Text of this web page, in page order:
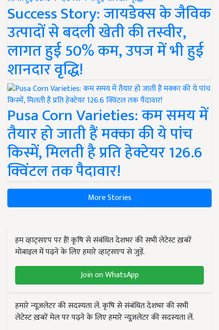
Success Story: जायडेक्स के जैविक
उत्पादों से बदली खेती की तस्वीर,
लागत हुई 50% कम, उपज में भी हुई
शानदार वृद्धि!
Pusa Corn Varieties: कम समय में
तैयार हो जाती हैं मक्का की ये पांच
किस्में, मिलती है प्रति हेक्टेयर 126.6
क्विंटल तक पैदावार!
More Stories
हम व्हाट्सएप पर हैं! कृषि से संबंधित देशभर की सभी लेटेस्ट ख़बरें
मोबाइल में पढ़ने के लिए हमारे व्हाट्सएप से जुड़ें.
Join on WhatsApp
हमारे न्यूज़लेटर की सदस्यता लें. कृषि से संबंधित देशभर की सभी
लेटेस्ट ख़बरें मेल पर पढ़ने के लिए हमारे न्यूज़लेटर की सदस्यता लें.